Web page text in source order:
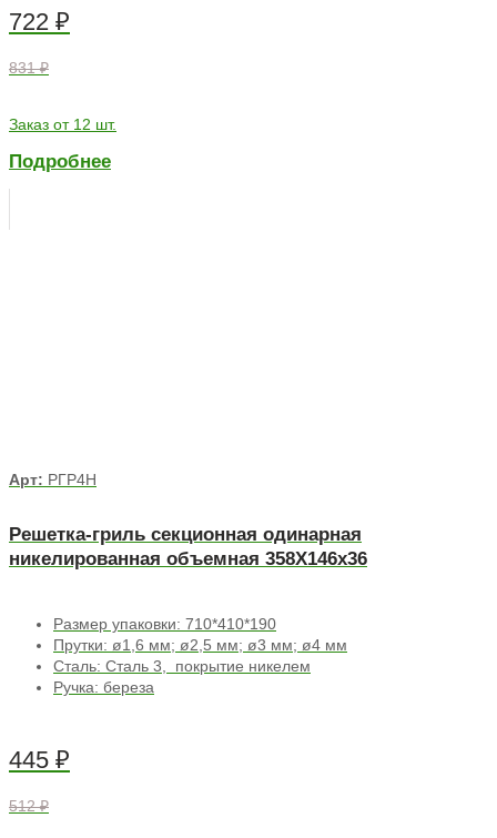
722 ₽
831 ₽
Заказ от 12 шт.
Подробнее
Арт: РГР4Н
Решетка-гриль секционная одинарная
никелированная объемная 358Х146х36
Размер упаковки: 710*410*190
Прутки: ø1,6 мм; ø2,5 мм; ø3 мм; ø4 мм
Сталь: Сталь 3, покрытие никелем
Ручка: береза
445 ₽
512 ₽